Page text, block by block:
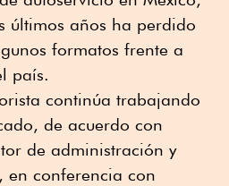
últimos años ha perdido
formatos frente a
país.
continúa trabajando
de acuerdo con
de administración y
en conferencia con